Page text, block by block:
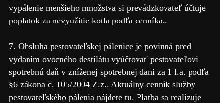
vypálenie menšieho množstva si prevádzkovateľ účtuje
poplatok za nevyužitie kotla podľa cenníka..
7. Obsluha pestovateľskej pálenice je povinná pred
vydaním ovocného destilátu vyúčtovať pestovateľovi
spotrebnú daň v zníženej spotrebnej dani za 1 l.a. podľa
§6 zákona č. 105/2004 Z.z.. Aktuálny cenník služby
pestovateľského pálenia nájdete tu. Platba sa realizuje